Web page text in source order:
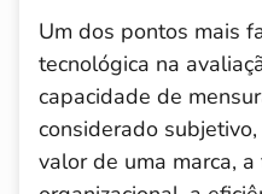
Um dos pontos mais
tecnológica na
capacidade de
considerado
valor de uma marca,